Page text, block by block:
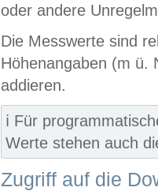
oder andere
Die Messwerte sind
Höhenangaben (m ü.
addieren.
ℹ️ Für
Werte stehen auch
Zugriff auf die